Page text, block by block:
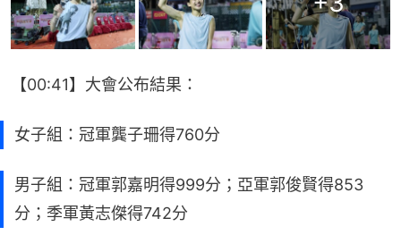
【00:41】大會公布結果：
女子組：冠軍龔子珊得760分
男子組：冠軍郭嘉明得999分；亞軍郭俊賢得853
分；季軍黃志傑得742分